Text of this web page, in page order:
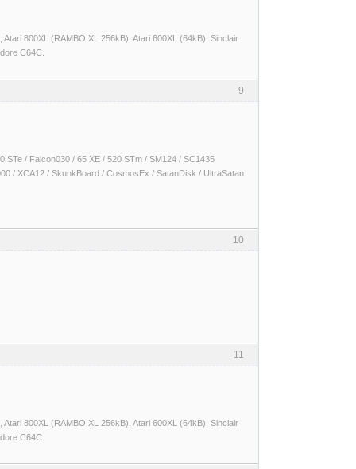
800XL (RAMBO XL 256kB), Atari 600XL (64kB), Sinclair
C64C.
9
STe / Falcon030 / 65 XE / 520 STm / SM124 / SC1435
/ XCA12 / SkunkBoard / CosmosEx / SatanDisk / UltraSatan
10
11
800XL (RAMBO XL 256kB), Atari 600XL (64kB), Sinclair
C64C.